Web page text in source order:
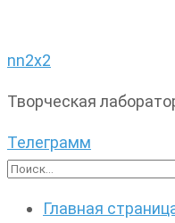
nn2x2
Творческая
Телеграмм
Найти:
Главная